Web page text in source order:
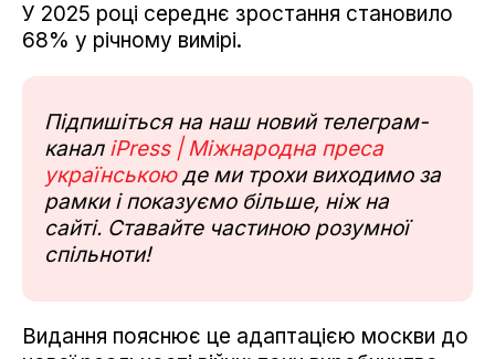
У 2025 році середнє зростання становило
68% у річному вимірі.
Підпишіться на наш новий телеграм-
канал iPress | Міжнародна преса
українськоюде ми трохи виходимо за
рамки і показуємо більше, ніж на
сайті. Ставайте частиною розумної
спільноти!
Видання пояснює це адаптацією москви до